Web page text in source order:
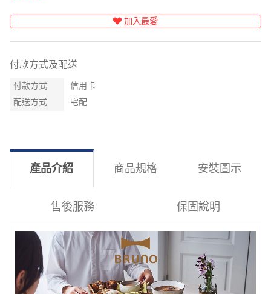
加入最愛
付款方式及配送
付款方式
信用卡
配送方式
宅配
產品介紹 商品規格 安裝圖示
售後服務 保固說明